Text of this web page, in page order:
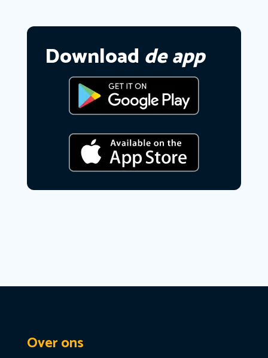
Download de app
Over ons